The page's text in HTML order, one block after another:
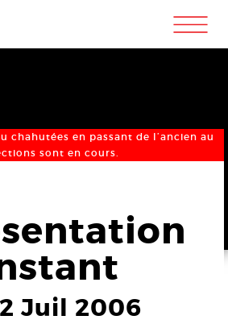
m
chahutées en passant de l’ancien au
sont en cours.
Juil 2006